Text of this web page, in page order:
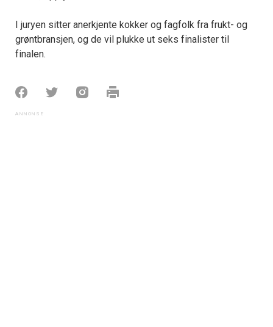
I juryen sitter anerkjente kokker og fagfolk fra frukt- og
grøntbransjen, og de vil plukke ut seks finalister til
finalen.